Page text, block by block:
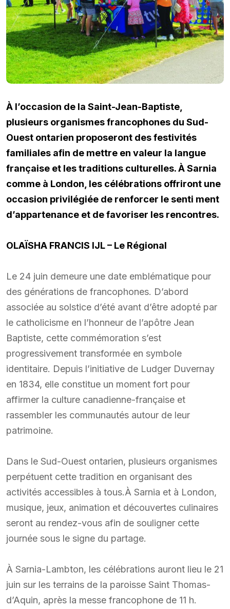
À l’occasion de la Saint-Jean-Baptiste,
plusieurs organismes francophones du Sud-
Ouest ontarien proposeront des festivités
familiales afin de mettre en valeur la langue
française et les traditions culturelles. À Sarnia
comme à London, les célébrations offriront une
occasion privilégiée de renforcer le senti ment
d’appartenance et de favoriser les rencontres.
OLAÏSHA FRANCIS IJL – Le Régional
Le 24 juin demeure une date emblématique pour
des générations de francophones. D’abord
associée au solstice d’été avant d’être adopté par
le catholicisme en l’honneur de l’apôtre Jean
Baptiste, cette commémoration s’est
progressivement transformée en symbole
identitaire. Depuis l’initiative de Ludger Duvernay
en 1834, elle constitue un moment fort pour
affirmer la culture canadienne-française et
rassembler les communautés autour de leur
patrimoine.
Dans le Sud-Ouest ontarien, plusieurs organismes
perpétuent cette tradition en organisant des
activités accessibles à tous.À Sarnia et à London,
musique, jeux, animation et découvertes culinaires
seront au rendez-vous afin de souligner cette
journée sous le signe du partage.
À Sarnia-Lambton, les célébrations auront lieu le 21
juin sur les terrains de la paroisse Saint Thomas-
d’Aquin, après la messe francophone de 11 h.